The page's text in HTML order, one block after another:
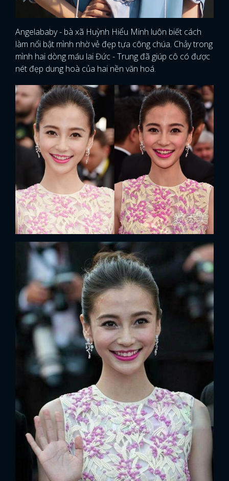
Angelababy - bà xã Huỳnh Hiểu Minh luôn biết cách
làm nổi bật mình nhờ vẻ đẹp tựa công chúa. Chảy trong
mình hai dòng máu lai Đức - Trung đã giúp cô có được
nét đẹp dung hoà của hai nền văn hoá.